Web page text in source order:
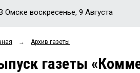
Омске воскресенье, 9 Августа
→ Архив газеты
газеты